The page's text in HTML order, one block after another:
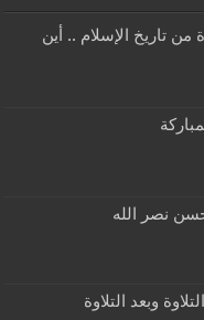
مفقودة من تاريخ الإسلام .. أين
نصر الله
وبعد التلاوة